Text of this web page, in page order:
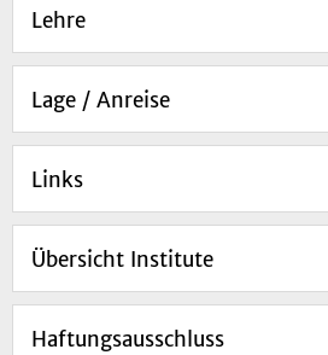
Lehre
Lage / Anreise
Links
Übersicht Institute
Haftungsausschluss